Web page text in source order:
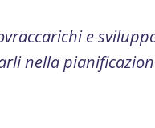
e
nella